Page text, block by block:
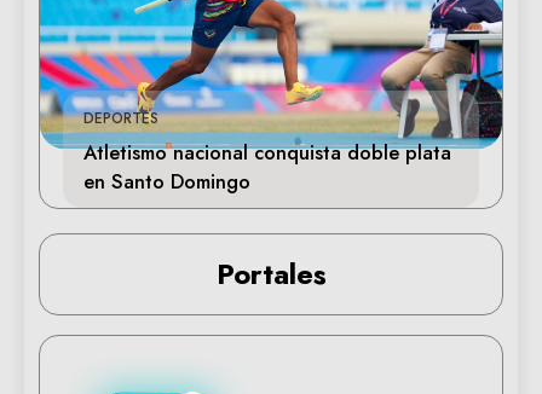
DEPORTES
Atletismo nacional conquista doble plata
en Santo Domingo
Portales